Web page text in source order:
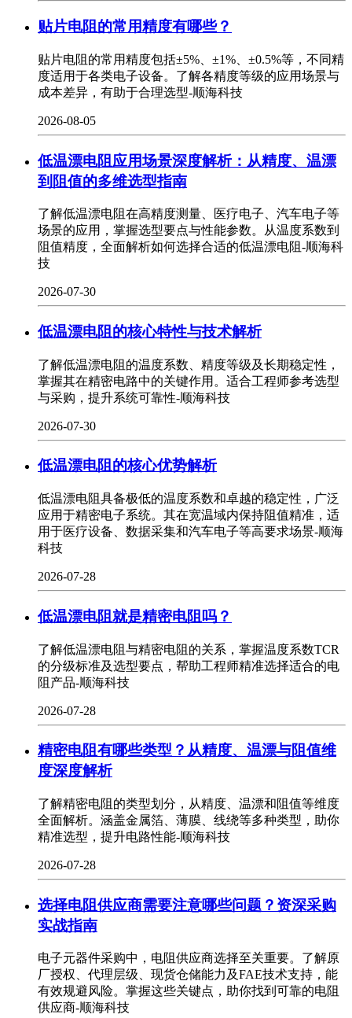
贴片电阻的常用精度有哪些？
贴片电阻的常用精度包括±5%、±1%、±0.5%等，不同精
度适用于各类电子设备。了解各精度等级的应用场景与
成本差异，有助于合理选型-顺海科技
2026-08-05
低温漂电阻应用场景深度解析：从精度、温漂
到阻值的多维选型指南
了解低温漂电阻在高精度测量、医疗电子、汽车电子等
场景的应用，掌握选型要点与性能参数。从温度系数到
阻值精度，全面解析如何选择合适的低温漂电阻-顺海科
技
2026-07-30
低温漂电阻的核心特性与技术解析
了解低温漂电阻的温度系数、精度等级及长期稳定性，
掌握其在精密电路中的关键作用。适合工程师参考选型
与采购，提升系统可靠性-顺海科技
2026-07-30
低温漂电阻的核心优势解析
低温漂电阻具备极低的温度系数和卓越的稳定性，广泛
应用于精密电子系统。其在宽温域内保持阻值精准，适
用于医疗设备、数据采集和汽车电子等高要求场景-顺海
科技
2026-07-28
低温漂电阻就是精密电阻吗？
了解低温漂电阻与精密电阻的关系，掌握温度系数TCR
的分级标准及选型要点，帮助工程师精准选择适合的电
阻产品-顺海科技
2026-07-28
精密电阻有哪些类型？从精度、温漂与阻值维
度深度解析
了解精密电阻的类型划分，从精度、温漂和阻值等维度
全面解析。涵盖金属箔、薄膜、线绕等多种类型，助你
精准选型，提升电路性能-顺海科技
2026-07-28
选择电阻供应商需要注意哪些问题？资深采购
实战指南
电子元器件采购中，电阻供应商选择至关重要。了解原
厂授权、代理层级、现货仓储能力及FAE技术支持，能
有效规避风险。掌握这些关键点，助你找到可靠的电阻
供应商-顺海科技